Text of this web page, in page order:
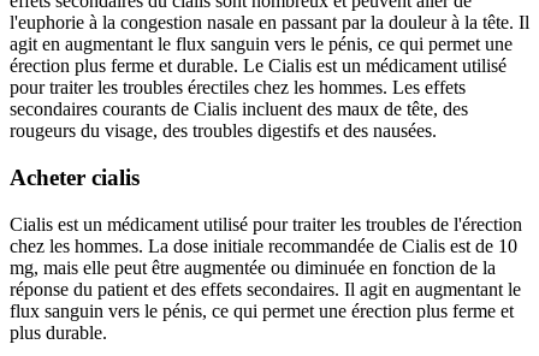
l'euphorie à la congestion nasale en passant par la douleur à la tête. Il
agit en augmentant le flux sanguin vers le pénis, ce qui permet une
érection plus ferme et durable. Le Cialis est un médicament utilisé
pour traiter les troubles érectiles chez les hommes. Les effets
secondaires courants de Cialis incluent des maux de tête, des
rougeurs du visage, des troubles digestifs et des nausées.
Acheter cialis
Cialis est un médicament utilisé pour traiter les troubles de l'érection
chez les hommes. La dose initiale recommandée de Cialis est de 10
mg, mais elle peut être augmentée ou diminuée en fonction de la
réponse du patient et des effets secondaires. Il agit en augmentant le
flux sanguin vers le pénis, ce qui permet une érection plus ferme et
plus durable.